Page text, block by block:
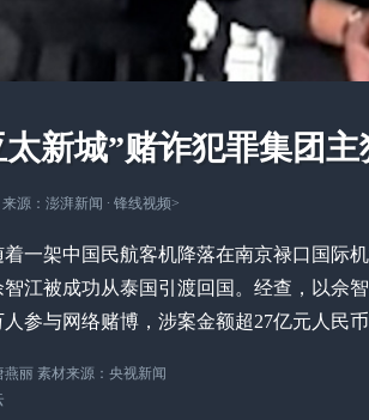
新城”赌诈犯罪集团
来源： 澎湃新闻 ∙ 锋线视频>
着一架中国民航客机降落在南京禄口国
江被成功从泰国引渡回国。经查，以佘
参与网络赌博，涉案金额超27亿元人民币
丽 素材来源：央视新闻